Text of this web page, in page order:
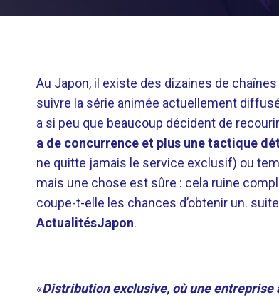
Au Japon, il existe des dizaines de
suivre la série animée actuellement
a si peu que beaucoup décident de
a de concurrence et plus une tactique
ne quitte jamais le service exclusif) ou
mais une chose est sûre : cela ruine
coupe-t-elle les chances d’obtenir un.
ActualitésJapon.
«Distribution exclusive, où une entreprise